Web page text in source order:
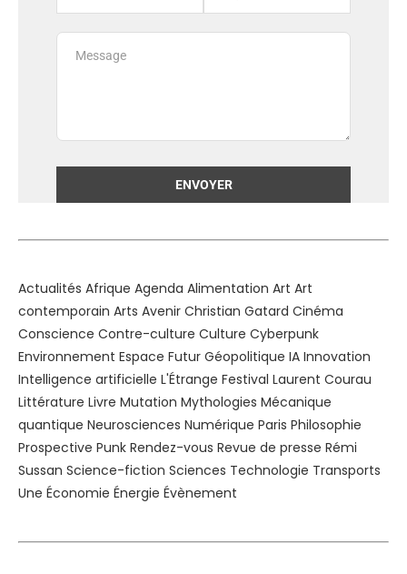
Actualités Afrique Agenda Alimentation Art Art
contemporain Arts Avenir Christian Gatard Cinéma
Conscience Contre-culture Culture Cyberpunk
Environnement Espace Futur Géopolitique IA Innovation
Intelligence artificielle L'Étrange Festival Laurent Courau
Littérature Livre Mutation Mythologies Mécanique
quantique Neurosciences Numérique Paris Philosophie
Prospective Punk Rendez-vous Revue de presse Rémi
Sussan Science-fiction Sciences Technologie Transports
Une Économie Énergie Évènement